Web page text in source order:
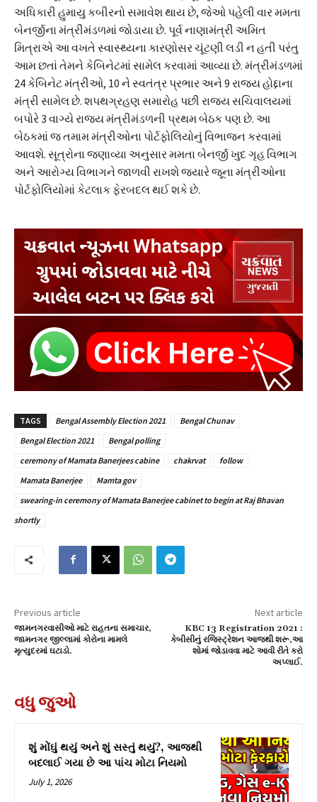
અધિકારી હુમાયુ કબીરનો સમાવેશ થાય છે, જેઓ પહેલી વાર મમતા
બેનર્જીના મંત્રીમંડળમાં જોડાયા છે. પૂર્વ નાણામંત્રી અમિત
મિત્રાએ આ વખતે સ્વાસ્થ્યના કારણોસર ચૂંટણી લડી ન હતી પરંતુ
આમ છતાં તેમને કેબિનેટમાં સામેલ કરવામાં આવ્યા છે. મંત્રીમંડળમાં
24 કેબિનેટ મંત્રીઓ, 10 ને સ્વતંત્ર પ્રભાર અને 9 રાજ્ય હોદ્દાના
મંત્રી સામેલ છે. શપથગ્રહણ સમારોહ પછી રાજ્ય સચિવાલયમાં
બપોરે 3 વાગ્યે રાજ્ય મંત્રીમંડળની પ્રથમ બેઠક પણ છે. આ
બેઠકમાં જ તમામ મંત્રીઓના પોર્ટફોલિયોનું વિભાજન કરવામાં
આવશે. સૂત્રોના જણાવ્યા અનુસાર મમતા બેનર્જી ખુદ ગૃહ વિભાગ
અને આરોગ્ય વિભાગને જાળવી રાખશે જ્યારે જૂના મંત્રીઓના
પોર્ટફોલિયોમાં કેટલાક ફેરબદલ થઈ શકે છે.
TAGS Bengal Assembly Election 2021
Bengal Chunav
Bengal Election 2021
Bengal polling
ceremony of Mamata Banerjees cabine
chakrvat
follow
Mamata Banerjee
Mamta gov
swearing-in ceremony of Mamata Banerjee cabinet to begin at Raj Bhavan
shortly
Previous article
જામનગરવાસીઓ માટે રાહતના સમાચાર,
જામનગર જીલ્લામાં કોરોના મામલે
મૃત્યુદરમાં ઘટાડો.
Next article
KBC 13 Registration 2021 :
કેબીસીનું રજિસ્ટ્રેશન આજથી શરૂ,આ
શોમાં જોડાવવા માટે આવી રીતે કરો
અપ્લાઈ.
વધુ જુઓ
શું મોંઘું થયું અને શું સસ્તું થયું?, આજથી
બદલાઈ ગયા છે આ પાંચ મોટા નિયમો
July 1, 2026